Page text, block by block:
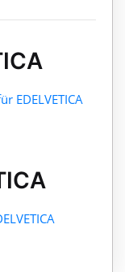
EDELVETICA